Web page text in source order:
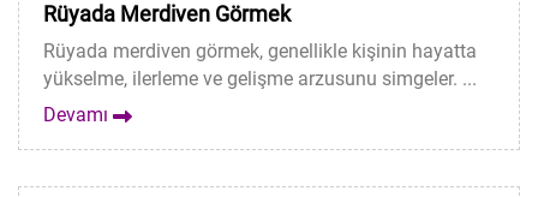
Rüyada Merdiven Görmek
Rüyada merdiven görmek, genellikle kişinin hayatta
yükselme, ilerleme ve gelişme arzusunu simgeler. ...
Devamı